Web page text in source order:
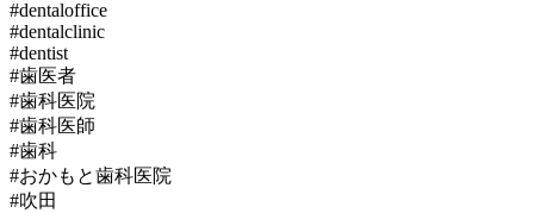
#dentaloffice
#dentalclinic
#dentist
#歯医者
#歯科医院
#歯科医師
#歯科
#おかもと歯科医院
#吹田